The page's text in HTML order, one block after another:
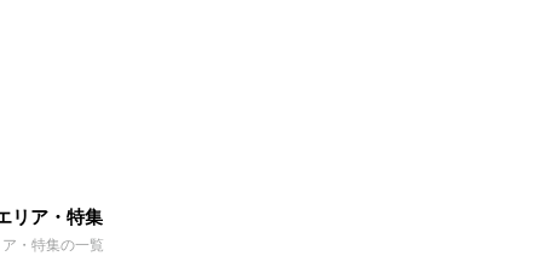
リア・特集
・特集の一覧